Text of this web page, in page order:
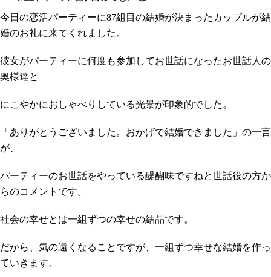
今日の恋活パーティーに87組目の結婚が決まったカップルが結
婚のお礼に来てくれました。
彼女がパーティーに何度も参加してお世話になったお世話人の
奥様達と
にこやかにおしゃべりしている光景が印象的でした。
「ありがとうございました。おかげで結婚できました」の一言
が、
パーティーのお世話をやっている醍醐味ですねと世話役の方か
らのコメントです。
社会の幸せとは一組ずつの幸せの結晶です。
だから、気の遠くなることですが、一組ずつ幸せな結婚を作っ
ていきます。